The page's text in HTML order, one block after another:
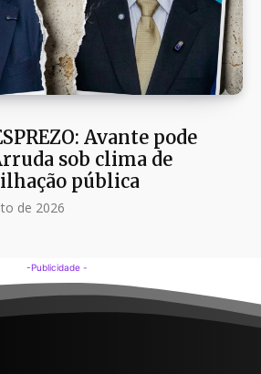
Avante pode
sob clima de
pública
de 2026
-Publicidade -